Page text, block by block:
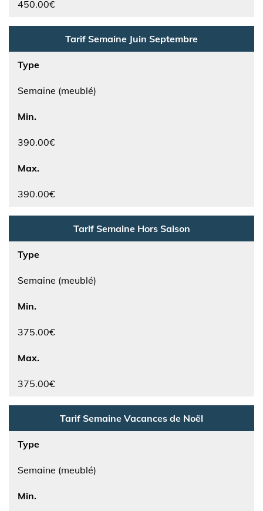
450.00€
Tarif Semaine Juin Septembre
Type
Semaine (meublé)
Min.
390.00€
Max.
390.00€
Tarif Semaine Hors Saison
Type
Semaine (meublé)
Min.
375.00€
Max.
375.00€
Tarif Semaine Vacances de Noël
Type
Semaine (meublé)
Min.